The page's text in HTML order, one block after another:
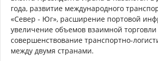
года, развитие международного
«Север - Юг», расширение портовой
увеличение объемов взаимной торговли
совершенствование транспортно-
между двумя странами.